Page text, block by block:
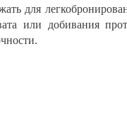
для
или добивания